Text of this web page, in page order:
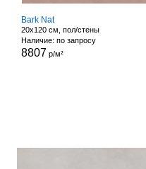
Bark Nat
20x120 см, пол/стены
Наличие: по запросу
8807 р/м²